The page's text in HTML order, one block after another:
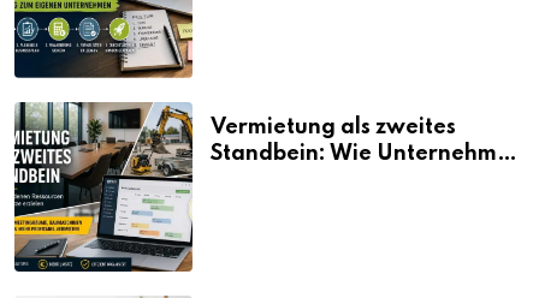
Vermietung als zweites
Standbein: Wie Unternehmen